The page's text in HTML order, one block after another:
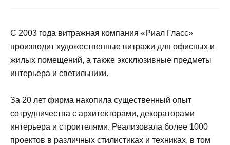
С 2003 года витражная компания «Риал Гласс»
производит художественные витражи для офисных и
жилых помещений, а также эксклюзивные предметы
интерьера и светильники.
За 20 лет фирма накопила существенный опыт
сотрудничества с архитекторами, декораторами
интерьера и строителями. Реализовала более 1000
проектов в различных стилистиках и техниках, в том